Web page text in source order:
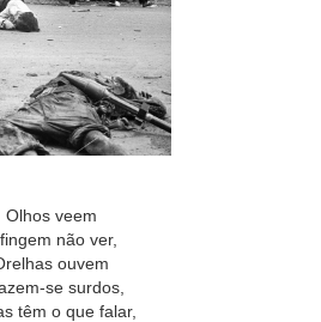
Olhos veem
não ver,
ouvem
se surdos,
têm o que falar,